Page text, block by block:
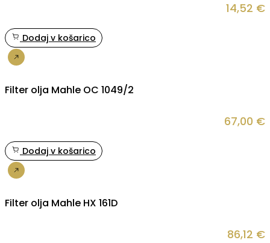
14,52 €
Dodaj v košarico
Filter olja Mahle OC 1049/2
67,00 €
Dodaj v košarico
Filter olja Mahle HX 161D
86,12 €